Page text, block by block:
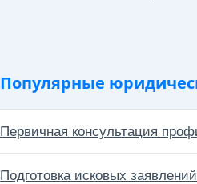
Популярные
Первичная консультация
Подготовка исковых